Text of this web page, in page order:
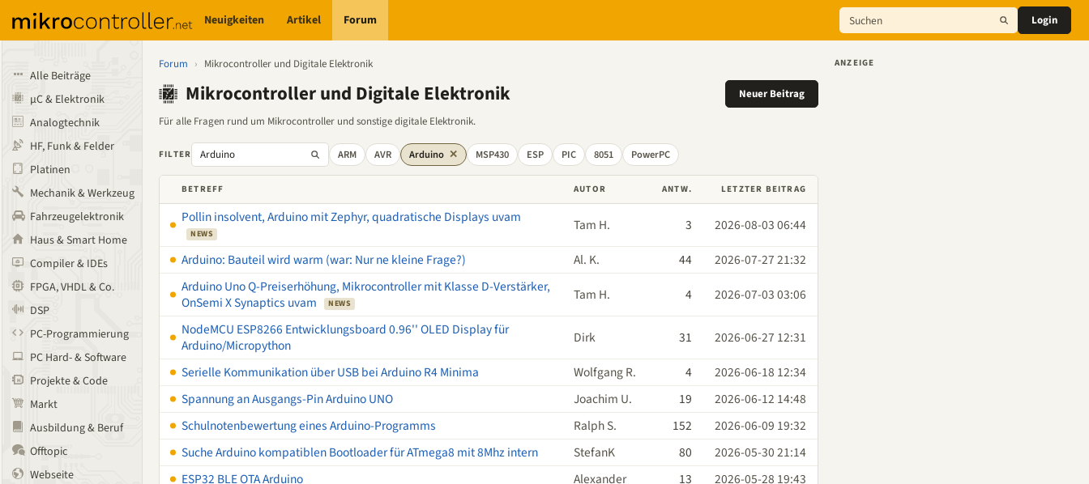
Neuigkeiten Artikel Forum Login
Alle Beiträge
µC & Elektronik
Analogtechnik
HF, Funk & Felder
Platinen
Mechanik & Werkzeug
Fahrzeugelektronik
Haus & Smart Home
Compiler & IDEs
FPGA, VHDL & Co.
DSP
PC-Programmierung
PC Hard- & Software
Projekte & Code
Markt
Ausbildung & Beruf
Offtopic
Webseite
Forum › Mikrocontroller und Digitale Elektronik
Mikrocontroller und Digitale Elektronik
Neuer Beitrag
Für alle Fragen rund um Mikrocontroller und sonstige digitale Elektronik.
FILTER ARM AVR Arduino ✕ MSP430 ESP PIC 8051 PowerPC
BETREFF AUTOR ANTW. LETZTER BEITRAG
Pollin insolvent, Arduino mit Zephyr, quadratische Displays uvam
NEWS Tam H. 3
2026-08-03 06:44
Arduino: Bauteil wird warm (war: Nur ne kleine Frage?)
Al. K. 44
2026-07-27 21:32
Arduino Uno Q-Preiserhöhung, Mikrocontroller mit Klasse D-Verstärker,
OnSemi X Synaptics uvam
NEWS Tam H. 4
2026-07-03 03:06
NodeMCU ESP8266 Entwicklungsboard 0.96'' OLED Display für
Arduino/Micropython
Dirk 31
2026-06-27 12:31
Serielle Kommunikation über USB bei Arduino R4 Minima
Wolfgang R. 4
2026-06-18 12:34
Spannung an Ausgangs-Pin Arduino UNO
Joachim U. 19
2026-06-12 14:48
Schulnotenbewertung eines Arduino-Programms
Ralph S. 152
2026-06-09 19:32
Suche Arduino kompatiblen Bootloader für ATmega8 mit 8Mhz intern
StefanK 80
2026-05-30 21:14
ESP32 BLE OTA Arduino
Alexander 13
2026-05-28 19:43
ANZEIGE